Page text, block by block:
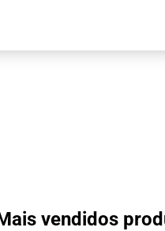
vendidos